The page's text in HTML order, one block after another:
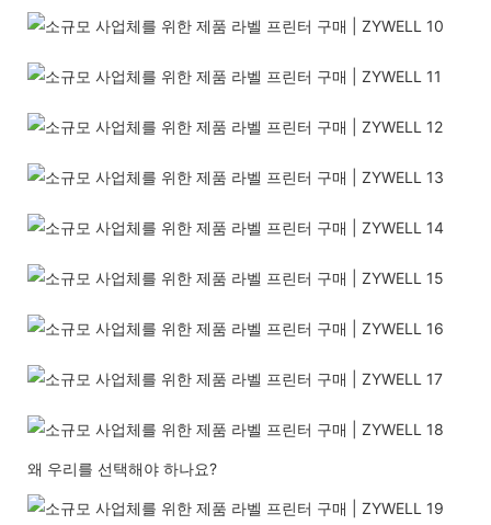
왜 우리를 선택해야 하나요?